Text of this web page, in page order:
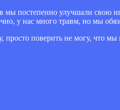
мы постепенно улучшали свою
у нас много травм, но мы
просто поверить не могу, что